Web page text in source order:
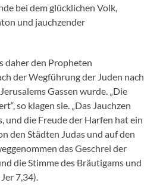
bei dem glücklichen Volk,
und jauchzender
daher den Propheten
der Wegführung der Juden nach
Gassen wurde. „Die
so klagen sie. „Das Jauchzen
und die Freude der Harfen hat ein
den Städten Judas und auf den
das Geschrei der
die Stimme des Bräutigams und
7,34).